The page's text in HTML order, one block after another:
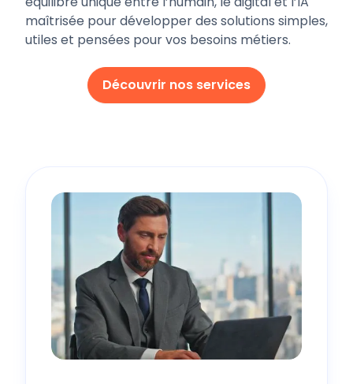
maîtrisée pour développer des solutions simples,
utiles et pensées pour vos besoins métiers.
Découvrir nos services